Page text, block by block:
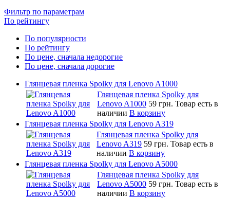
Фильтр по параметрам
По рейтингу
По популярности
По рейтингу
По цене, сначала недорогие
По цене, сначала дорогие
Глянцевая пленка Spolky для Lenovo A1000
Глянцевая пленка Spolky для
Lenovo A1000 59 грн. Товар есть в
наличии В корзину
Глянцевая пленка Spolky для Lenovo A319
Глянцевая пленка Spolky для
Lenovo A319 59 грн. Товар есть в
наличии В корзину
Глянцевая пленка Spolky для Lenovo A5000
Глянцевая пленка Spolky для
Lenovo A5000 59 грн. Товар есть в
наличии В корзину